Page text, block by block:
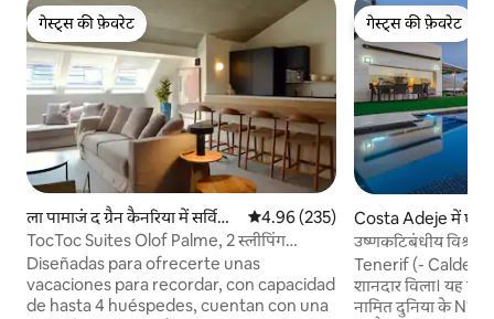
गेस्ट्स की फ़ेवरेट
गेस्ट्स की फ़ेवरेट
ला पामाजं द ग्रैन कैनरिया में सर्विस
अपार्टमेंट
औसत रेटिंग 5 में से 4.96, 235 समीक्षाएँ
4.96 (235)
TocToc Suites Olof Palme, 2 स्लीपिंग
अपार्टमेंट...
Diseñadas para ofrecerte unas
vacaciones para recordar, con capacidad
de hasta 4 huéspedes, cuentan con una
गेस्ट्स की फ़ेवरेट
गेस्ट्स की फ़ेवरेट
Costa Adeje में घर
उष्णकटिबंधीय
Tenerif (- Caldera
शानदार विला। यह एक पंक्ति में TripAdvisor द्वारा
नामित दुनिया के N1